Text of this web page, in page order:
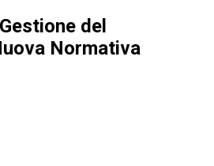
del
Normativa